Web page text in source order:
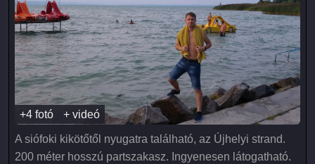
+4 fotó + videó
A siófoki kikötőtől nyugatra található, az Újhelyi strand.
200 méter hosszú partszakasz. Ingyenesen látogatható.